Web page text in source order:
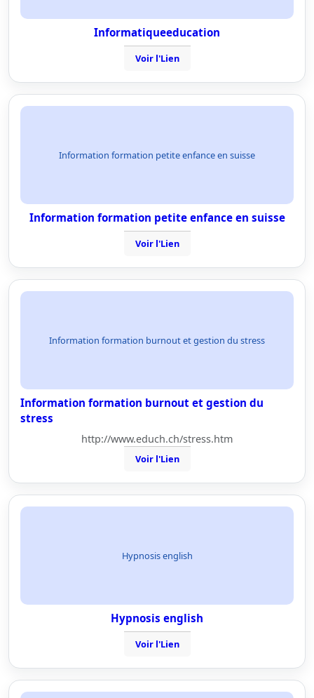
Informatiqueeducation
Voir l'Lien
Information formation petite enfance en suisse
Information formation petite enfance en suisse
Voir l'Lien
Information formation burnout et gestion du stress
Information formation burnout et gestion du
stress
http://www.educh.ch/stress.htm
Voir l'Lien
Hypnosis english
Hypnosis english
Voir l'Lien